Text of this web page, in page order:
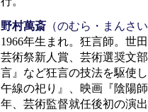
野村萬斎 （のむら・まんさ
1966年生まれ。狂言師。世
芸術祭新人賞、芸術選奨文
言』など狂言の技法を駆使
午線の祀り』、映画『陰陽
年、芸術監督就任後初の演